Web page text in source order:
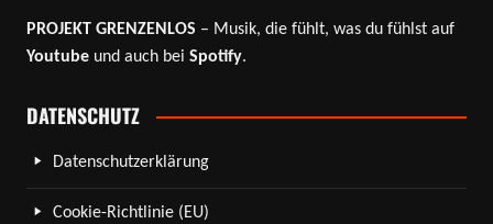
PROJEKT GRENZENLOS – Musik, die fühlt, was du fühlst auf
Youtube und auch bei Spotify.
DATENSCHUTZ
Datenschutzerklärung
Cookie-Richtlinie (EU)